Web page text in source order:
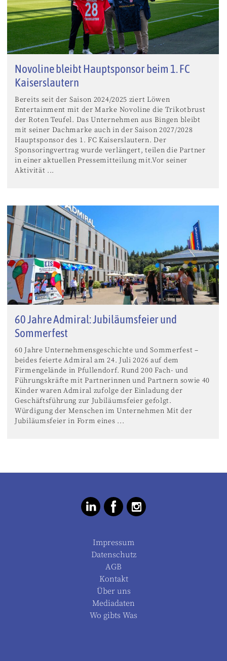
Novoline bleibt Hauptsponsor beim 1. FC
Kaiserslautern
Bereits seit der Saison 2024/2025 ziert Löwen
Entertainment mit der Marke Novoline die Trikotbrust
der Roten Teufel. Das Unternehmen aus Bingen bleibt
mit seiner Dachmarke auch in der Saison 2027/2028
Hauptsponsor des 1. FC Kaiserslautern. Der
Sponsoringvertrag wurde verlängert, teilen die Partner
in einer aktuellen Pressemitteilung mit.Vor seiner
Aktivität ...
60 Jahre Admiral: Jubiläumsfeier und
Sommerfest
60 Jahre Unternehmensgeschichte und Sommerfest –
beides feierte Admiral am 24. Juli 2026 auf dem
Firmengelände in Pfullendorf. Rund 200 Fach- und
Führungskräfte mit Partnerinnen und Partnern sowie 40
Kinder waren Admiral zufolge der Einladung der
Geschäftsführung zur Jubiläumsfeier gefolgt.
Würdigung der Menschen im Unternehmen Mit der
Jubiläumsfeier in Form eines ...
Impressum
Datenschutz
AGB
Kontakt
Über uns
Mediadaten
Wo gibts Was